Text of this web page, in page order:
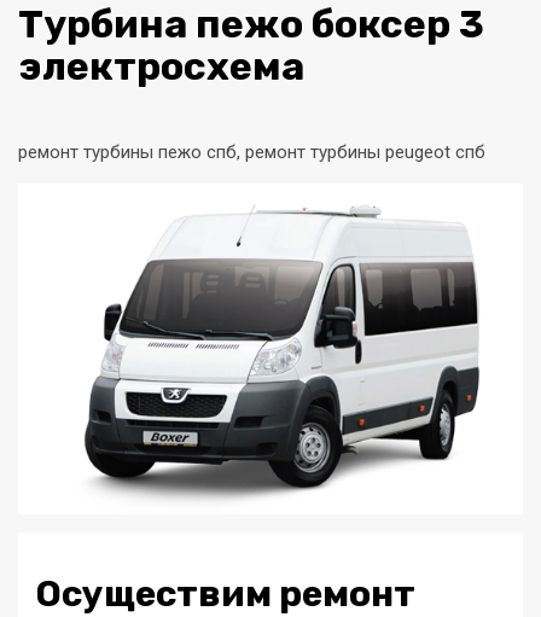
Турбина пежо боксер 3
электросхема
ремонт турбины пежо спб, ремонт турбины peugeot спб
Осуществим ремонт